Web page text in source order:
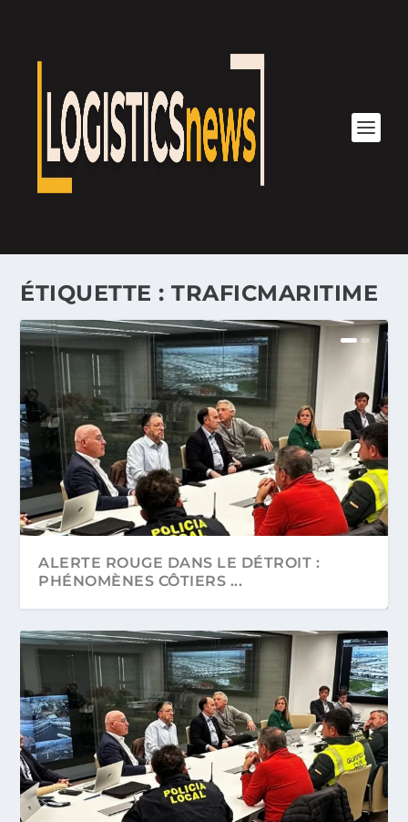
ÉTIQUETTE :TRAFICMARITIME
ALERTE ROUGE DANS LE DÉTROIT :
PHÉNOMÈNES CÔTIERS ...